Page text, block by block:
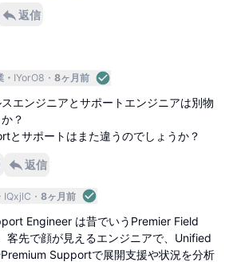
返信
IYorO8 8ヶ月前
エンジニアとサポートエンジニアは別物
？
とサポートはまた違うのでしょうか？
返信
IQxjlC 8ヶ月前
Engineer は昔でいうPremier Field
客先で顔が見えるエンジニアで、Unified
Supportで展開支援や状況を分析